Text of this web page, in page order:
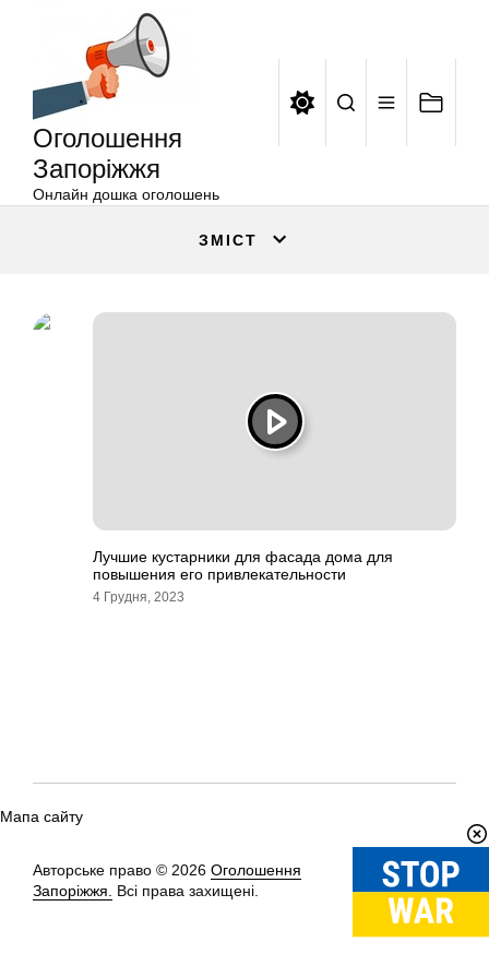
Оголошення
Запоріжжя
Онлайн дошка оголошень
ЗМІСТ
Лучшие кустарники для фасада дома для
повышения его привлекательности
4 Грудня, 2023
Мапа сайту
Авторське право © 2026 Оголошення
Запоріжжя.
Всі права захищені.
Вгору↑